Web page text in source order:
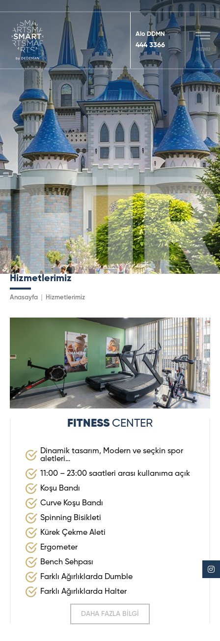
Alo DDMN
444 3366
MENU
Hizmetlerimiz
Anasayfa Hizmetlerimiz
FITNESS CENTER
Dinamik tasarım, Modern ve seçkin spor
aletleri…
11:00 – 23:00 saatleri arası kullanıma açık
Koşu Bandı
Curve Koşu Bandı
Spinning Bisikleti
Kürek Çekme Aleti
Ergometer
Bench Sehpası
Farklı Ağırlıklarda Dumble
Farklı Ağırlıklarda Halter
DAHA FAZLA BİLGİ